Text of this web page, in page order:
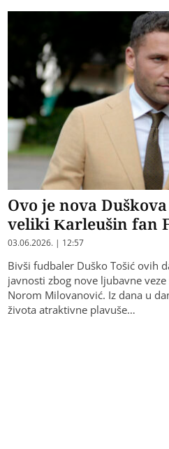
Ovo je nova
veliki Karleušin fan
03.06.2026. | 12:57
Bivši fudbaler Duško Tošić ovih
javnosti zbog nove ljubavne
Norom Milovanović. Iz dana u
života atraktivne plavuše…